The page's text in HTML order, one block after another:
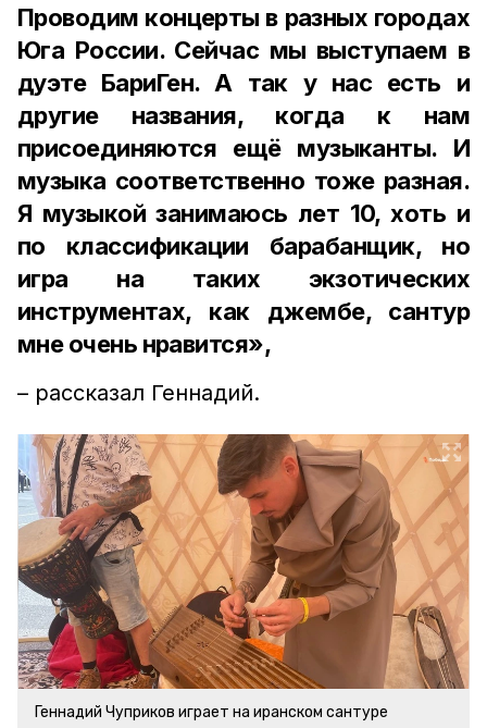
Проводим концерты в разных городах
Юга России. Сейчас мы выступаем в
дуэте БариГен. А так у нас есть и
другие названия, когда к нам
присоединяются ещё музыканты. И
музыка соответственно тоже разная.
Я музыкой занимаюсь лет 10, хоть и
по классификации барабанщик, но
игра на таких экзотических
инструментах, как джембе, сантур
мне очень нравится»,
– рассказал Геннадий.
Геннадий Чуприков играет на иранском сантуре